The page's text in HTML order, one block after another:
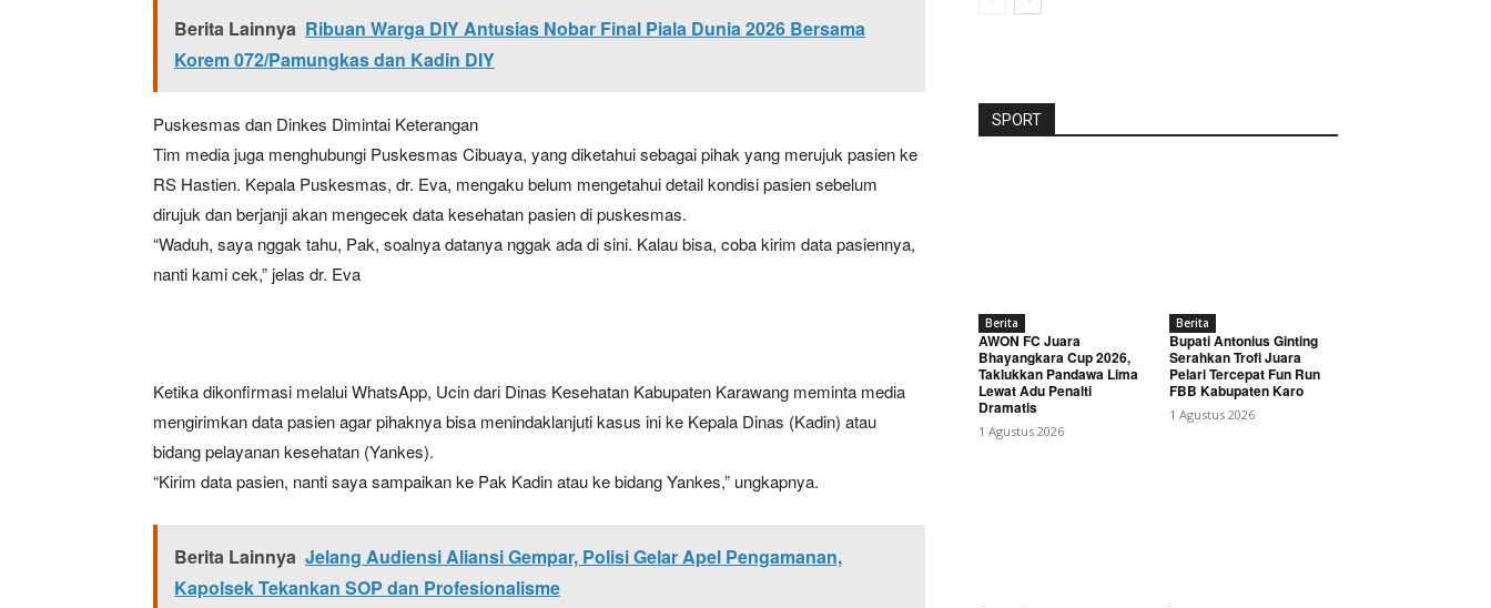
Berita Lainnya Ribuan Warga DIY Antusias Nobar Final Piala Dunia 2026 Bersama
Korem 072/Pamungkas dan Kadin DIY
Puskesmas dan Dinkes Dimintai Keterangan
Tim media juga menghubungi Puskesmas Cibuaya, yang diketahui sebagai pihak yang merujuk pasien ke
RS Hastien. Kepala Puskesmas, dr. Eva, mengaku belum mengetahui detail kondisi pasien sebelum
dirujuk dan berjanji akan mengecek data kesehatan pasien di puskesmas.
“Waduh, saya nggak tahu, Pak, soalnya datanya nggak ada di sini. Kalau bisa, coba kirim data pasiennya,
nanti kami cek,” jelas dr. Eva
Ketika dikonfirmasi melalui WhatsApp, Ucin dari Dinas Kesehatan Kabupaten Karawang meminta media
mengirimkan data pasien agar pihaknya bisa menindaklanjuti kasus ini ke Kepala Dinas (Kadin) atau
bidang pelayanan kesehatan (Yankes).
“Kirim data pasien, nanti saya sampaikan ke Pak Kadin atau ke bidang Yankes,” ungkapnya.
Berita Lainnya Jelang Audiensi Aliansi Gempar, Polisi Gelar Apel Pengamanan,
Kapolsek Tekankan SOP dan Profesionalisme
SPORT
Berita
AWON FC Juara
Bhayangkara Cup 2026,
Taklukkan Pandawa Lima
Lewat Adu Penalti
Dramatis
1 Agustus 2026
Berita
Bupati Antonius Ginting
Serahkan Trofi Juara
Pelari Tercepat Fun Run
FBB Kabupaten Karo
1 Agustus 2026